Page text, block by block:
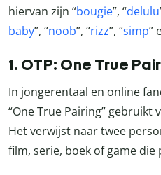
hiervan zijn “bougie”, “delulu
baby”, “noob”, “rizz”, “simp”
1. OTP: One True
In jongerentaal en online
“One True Pairing” gebruikt
Het verwijst naar twee
film, serie, boek of game